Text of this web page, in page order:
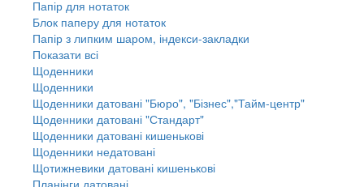
Папір для нотаток
Блок паперу для нотаток
Папір з липким шаром, індекси-закладки
Показати всі
Щоденники
Щоденники
Щоденники датовані "Бюро", "Бізнес","Тайм-центр"
Щоденники датовані "Стандарт"
Щоденники датовані кишенькові
Щоденники недатовані
Щотижневики датовані кишенькові